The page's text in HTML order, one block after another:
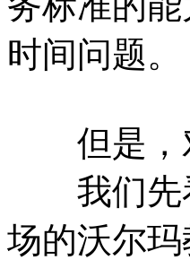
时间问题。
但是，对
我们先看
场的沃尔